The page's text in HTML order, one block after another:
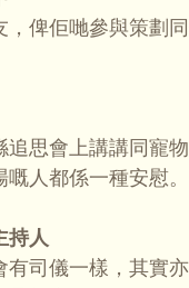
，俾佢哋參與策劃
追思會上講講同寵
人都係一種安慰。
持人
有司儀一樣，其實